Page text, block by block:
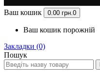
Ваш кошик 0.00 грн.0
Ваш кошик порожній
Закладки (0)
Пошук